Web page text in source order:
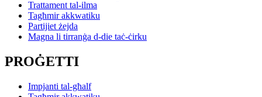
Trattament tal-ilma
Tagħmir akkwatiku
Partijiet żejda
Magna li tirranġa d-die taċ-ċirku
PROĠETTI
Impjanti tal-għalf